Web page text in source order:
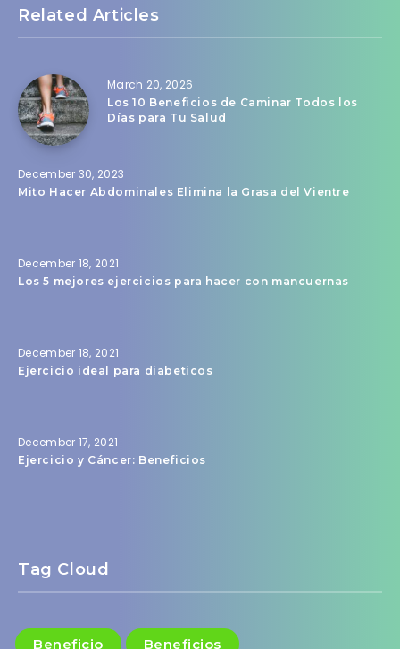
Related Articles
March 20, 2026
Los 10 Beneficios de Caminar Todos los
Días para Tu Salud
December 30, 2023
Mito Hacer Abdominales Elimina la Grasa del Vientre
December 18, 2021
Los 5 mejores ejercicios para hacer con mancuernas
December 18, 2021
Ejercicio ideal para diabeticos
December 17, 2021
Ejercicio y Cáncer: Beneficios
Tag Cloud
Beneficio Beneficios